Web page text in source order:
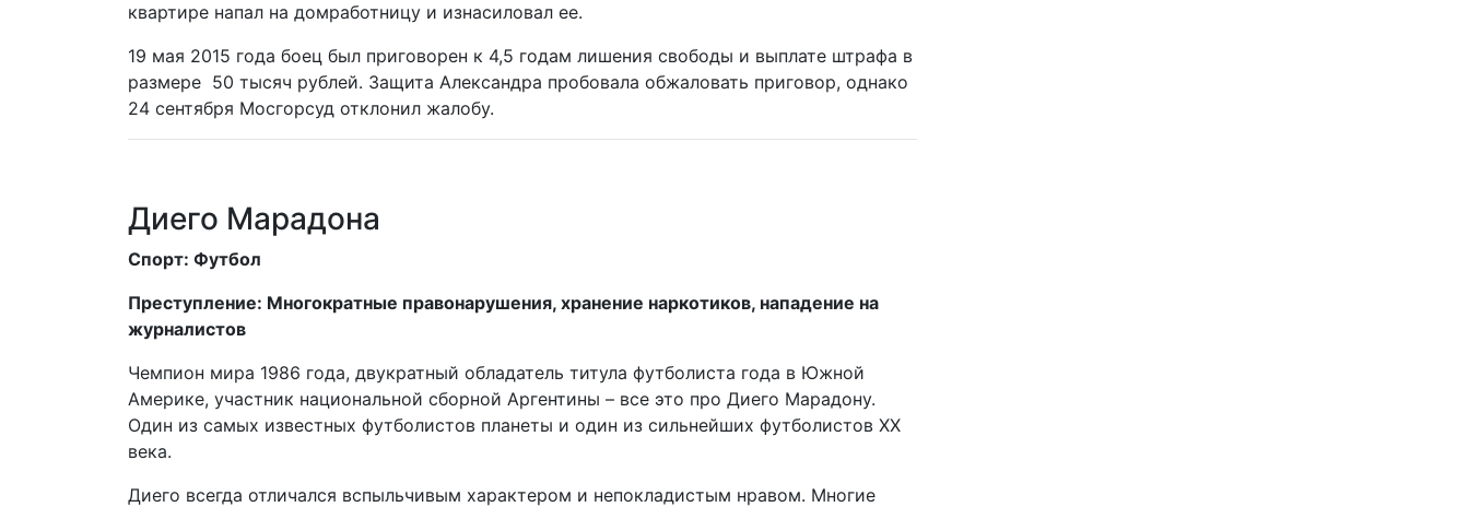
квартире напал на домработницу и изнасиловал ее.
19 мая 2015 года боец был приговорен к 4,5 годам лишения свободы и выплате штрафа в
размере 50 тысяч рублей. Защита Александра пробовала обжаловать приговор, однако
24 сентября Мосгорсуд отклонил жалобу.
Диего Марадона
Спорт: Футбол
Преступление: Многократные правонарушения, хранение наркотиков, нападение на
журналистов
Чемпион мира 1986 года, двукратный обладатель титула футболиста года в Южной
Америке, участник национальной сборной Аргентины – все это про Диего Марадону.
Один из самых известных футболистов планеты и один из сильнейших футболистов XX
века.
Диего всегда отличался вспыльчивым характером и непокладистым нравом. Многие